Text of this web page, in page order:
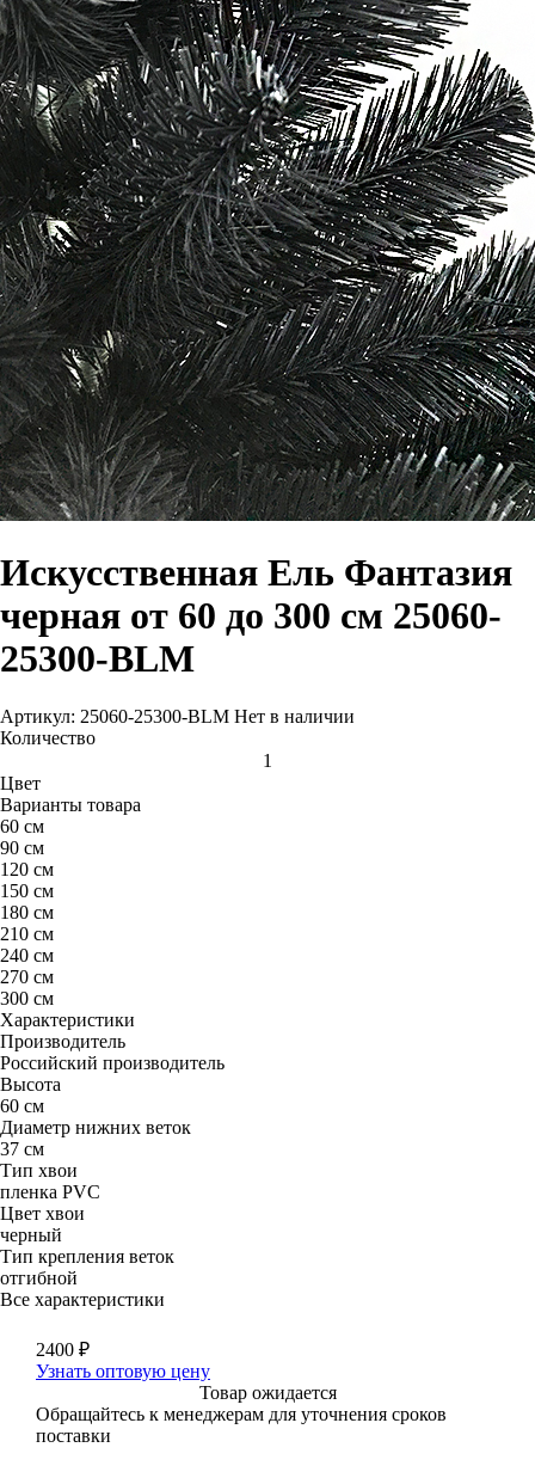
Искусственная Ель Фантазия
черная от 60 до 300 см 25060-
25300-BLM
Артикул: 25060-25300-BLM Нет в наличии
Количество
Цвет
Варианты товара
60 см
90 см
120 см
150 см
180 см
210 см
240 см
270 см
300 см
Характеристики
Производитель
Российский производитель
Высота
60 см
Диаметр нижних веток
37 см
Тип хвои
пленка PVC
Цвет хвои
черный
Тип крепления веток
отгибной
Все характеристики
2400 ₽
Узнать оптовую цену
Товар ожидается
Обращайтесь к менеджерам для уточнения сроков
поставки